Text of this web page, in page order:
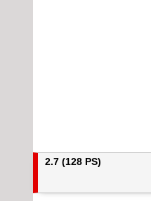
2.7 (128 PS)